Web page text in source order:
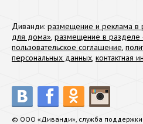
Диванди: размещение и реклама в
для дома», размещение в разделе
пользовательское соглашение,
персональных данных, контактная
© ООО «Диванди», служба поддержки